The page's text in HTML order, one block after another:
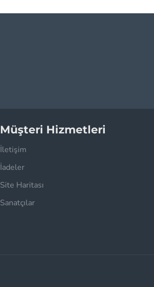
Müşteri Hizmetleri
İletişim
İadeler
Site Haritası
Sanatçılar